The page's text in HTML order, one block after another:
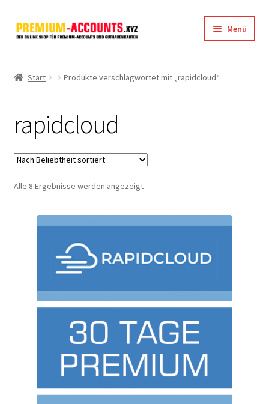
Zur
Navigation
Zum
Inhalt
Menü
FileJoker
Depositfiles
TakeFile
FileFox.cc
Start Produkte verschlagwortet mit „rapidcloud“
rapidcloud
Alle 8 Ergebnisse werden angezeigtNach